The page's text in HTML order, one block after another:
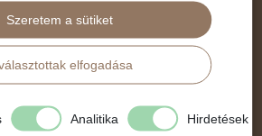
Szeretem a sütiket
elfogadása
Analitika Hirdetések